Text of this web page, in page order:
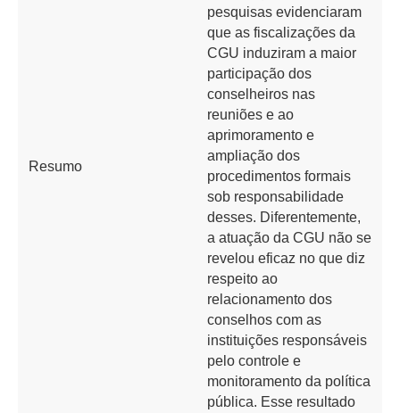
Resumo
pesquisas evidenciaram
que as fiscalizações da
CGU induziram a maior
participação dos
conselheiros nas
reuniões e ao
aprimoramento e
ampliação dos
procedimentos formais
sob responsabilidade
desses. Diferentemente,
a atuação da CGU não se
revelou eficaz no que diz
respeito ao
relacionamento dos
conselhos com as
instituições responsáveis
pelo controle e
monitoramento da política
pública. Esse resultado